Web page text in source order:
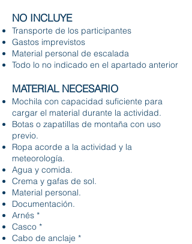
NO INCLUYE
Transporte de los participantes
Gastos imprevistos
Material personal de escalada
Todo lo no indicado en el apartado anterior
MATERIAL NECESARIO
Mochila con capacidad suficiente para
cargar el material durante la actividad.
Botas o zapatillas de montaña con uso
previo.
Ropa acorde a la actividad y la
meteorología.
Agua y comida.
Crema y gafas de sol.
Material personal.
Documentación.
Arnés *
Casco *
Cabo de anclaje *